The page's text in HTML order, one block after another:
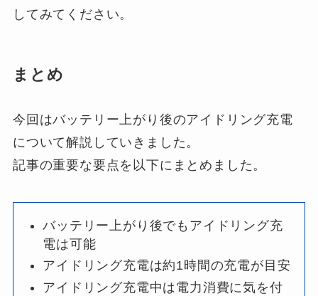
してみてください。
まとめ
今回はバッテリー上がり後のアイドリング充電
について解説していきました。
記事の重要な要点を以下にまとめました。
バッテリー上がり後でもアイドリング充
電は可能
アイドリング充電は約1時間の充電が目安
アイドリング充電中は電力消費に気を付